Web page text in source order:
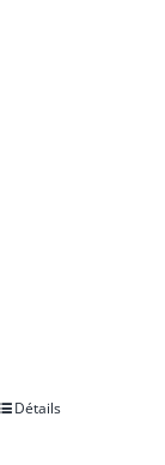
Détails